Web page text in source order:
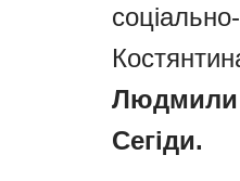
Сегіди.